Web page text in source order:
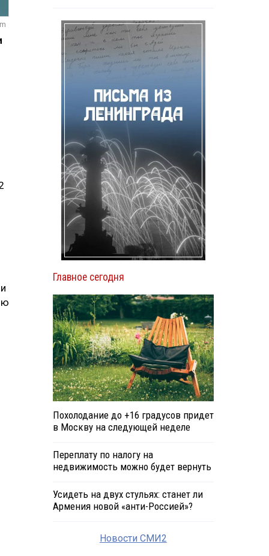
Главное сегодня
Похолодание до +16 градусов придет
в Москву на следующей неделе
Переплату по налогу на
недвижимость можно будет вернуть
Усидеть на двух стульях: станет ли
Армения новой «анти-Россией»?
Новости СМИ2